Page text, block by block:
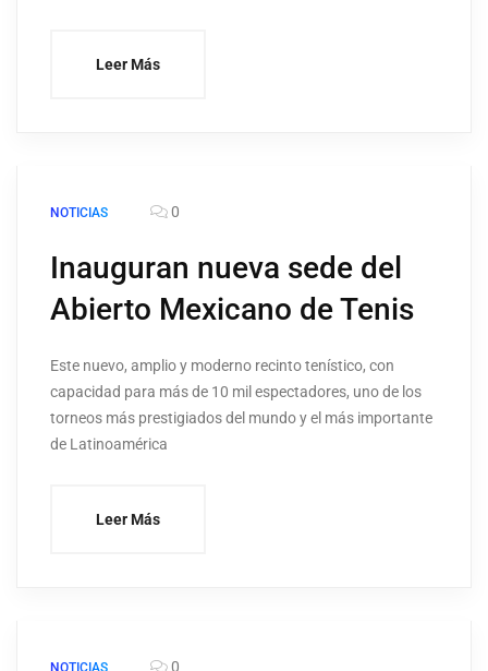
Leer Más
NOTICIAS 0
Inauguran nueva sede del
Abierto Mexicano de Tenis
Este nuevo, amplio y moderno recinto tenístico, con
capacidad para más de 10 mil espectadores, uno de los
torneos más prestigiados del mundo y el más importante
de Latinoamérica
Leer Más
0